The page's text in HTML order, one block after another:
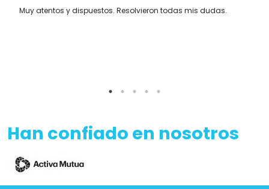
Muy atentos y dispuestos. Resolvieron todas mis dudas.
Han confiado en nosotros